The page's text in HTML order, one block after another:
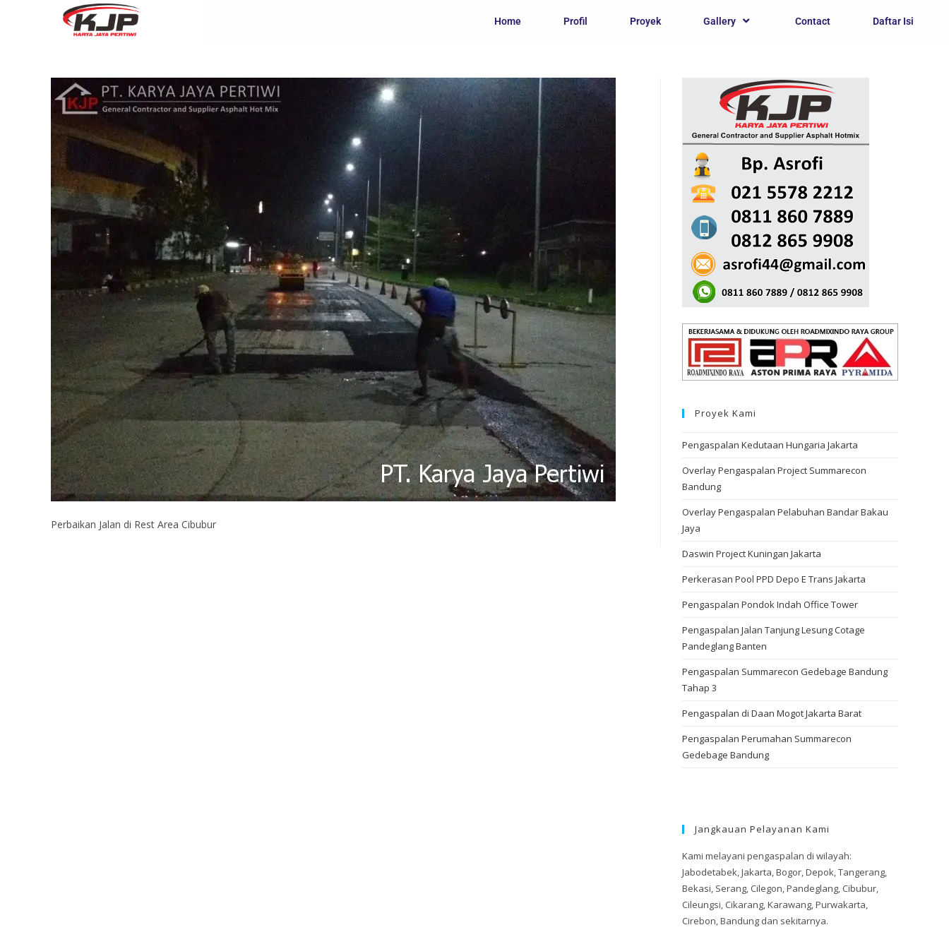
Home Profil Proyek Gallery Contact Daftar Isi
Perbaikan Jalan di Rest Area Cibubur
Proyek Kami
Pengaspalan Kedutaan Hungaria Jakarta
Overlay Pengaspalan Project Summarecon
Bandung
Overlay Pengaspalan Pelabuhan Bandar Bakau
Jaya
Daswin Project Kuningan Jakarta
Perkerasan Pool PPD Depo E Trans Jakarta
Pengaspalan Pondok Indah Office Tower
Pengaspalan Jalan Tanjung Lesung Cotage
Pandeglang Banten
Pengaspalan Summarecon Gedebage Bandung
Tahap 3
Pengaspalan di Daan Mogot Jakarta Barat
Pengaspalan Perumahan Summarecon
Gedebage Bandung
Jangkauan Pelayanan Kami
Kami melayani pengaspalan di wilayah:
Jabodetabek, Jakarta, Bogor, Depok, Tangerang,
Bekasi, Serang, Cilegon, Pandeglang, Cibubur,
Cileungsi, Cikarang, Karawang, Purwakarta,
Cirebon, Bandung dan sekitarnya.